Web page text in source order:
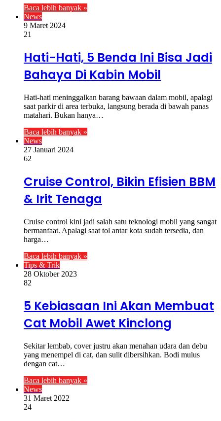
Baca lebih banyak »
News
9 Maret 2024
21
Hati-Hati, 5 Benda Ini Bisa Jadi
Bahaya Di Kabin Mobil
Hati-hati meninggalkan barang bawaan dalam mobil, apalagi
saat parkir di area terbuka, langsung berada di bawah panas
matahari. Bukan hanya…
Baca lebih banyak »
News
27 Januari 2024
62
Cruise Control, Bikin Efisien BBM
& Irit Tenaga
Cruise control kini jadi salah satu teknologi mobil yang sangat
bermanfaat. Apalagi saat tol antar kota sudah tersedia, dan
harga…
Baca lebih banyak »
Tips & Trik
28 Oktober 2023
82
5 Kebiasaan Ini Akan Membuat
Cat Mobil Awet Kinclong
Sekitar lembab, cover justru akan menahan udara dan debu
yang menempel di cat, dan sulit dibersihkan. Bodi mulus
dengan cat…
Baca lebih banyak »
News
31 Maret 2022
24